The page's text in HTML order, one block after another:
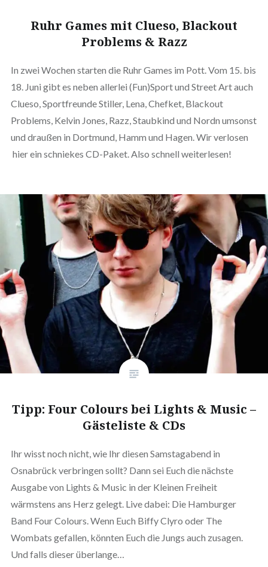
Ruhr Games mit Clueso, Blackout
Problems & Razz
In zwei Wochen starten die Ruhr Games im Pott. Vom 15. bis
18. Juni gibt es neben allerlei (Fun)Sport und Street Art auch
Clueso, Sportfreunde Stiller, Lena, Chefket, Blackout
Problems, Kelvin Jones, Razz, Staubkind und Nordn umsonst
und draußen in Dortmund, Hamm und Hagen. Wir verlosen
hier ein schniekes CD-Paket. Also schnell weiterlesen!
Tipp: Four Colours bei Lights & Music –
Gästeliste & CDs
Ihr wisst noch nicht, wie Ihr diesen Samstagabend in
Osnabrück verbringen sollt? Dann sei Euch die nächste
Ausgabe von Lights & Music in der Kleinen Freiheit
wärmstens ans Herz gelegt. Live dabei: Die Hamburger
Band Four Colours. Wenn Euch Biffy Clyro oder The
Wombats gefallen, könnten Euch die Jungs auch zusagen.
Und falls dieser überlange…